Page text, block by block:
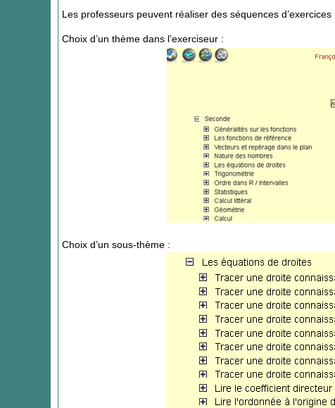
Les professeurs peuvent réaliser des séquences
Choix d’un thème dans l’exerciseur :
Choix d’un sous-thème :